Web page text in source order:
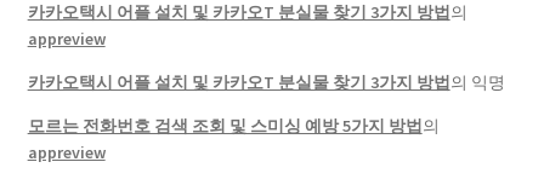
카카오택시 어플 설치 및 카카오T 분실물 찾기 3가지 방법 의
appreview
카카오택시 어플 설치 및 카카오T 분실물 찾기 3가지 방법 의 익명
모르는 전화번호 검색 조회 및 스미싱 예방 5가지 방법 의
appreview